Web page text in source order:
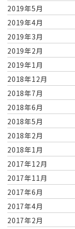
2019年5月
2019年4月
2019年3月
2019年2月
2019年1月
2018年12月
2018年7月
2018年6月
2018年5月
2018年2月
2018年1月
2017年12月
2017年11月
2017年6月
2017年4月
2017年2月